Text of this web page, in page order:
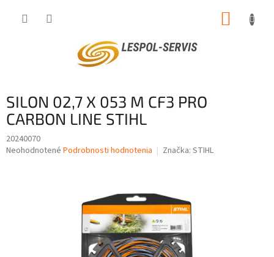
SILON 02,7 X 053 M CF3 PRO
CARBON LINE STIHL
20240070
Priemerné
Neohodnotené Podrobnosti hodnotenia Značka: STIHL